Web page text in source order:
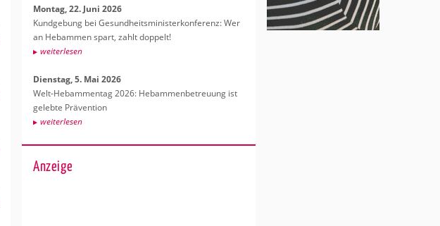
Mon­tag, 22. Juni 2026
Kund­ge­bung bei Ge­sund­heits­mi­nis­ter­kon­fe­renz: Wer
an Heb­am­men spart, zahlt dop­pelt!
wei­ter­le­sen
Diens­tag, 5. Mai 2026
Welt-Heb­am­men­tag 2026: Heb­am­men­be­treu­ung ist
ge­leb­te Prä­ven­ti­on
wei­ter­le­sen
Anzeige